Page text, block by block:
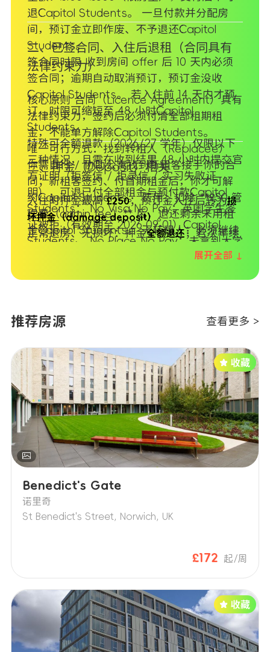
退Capitol Students。 一旦付款并分配房
间，预订金立即作废、不予退还Capitol
Students。
签合同时限 收到房间 offer 后 10 天内必须
签合同；逾期自动取消预订，预订金没收
Capitol Students。 若入住前 14 天内才预
订，时限可缩短至 48 小时Capitol
Students。
特殊可全额退款（2026/27 学年）仅限以下
三种情况，且需在收到结果 48 小时内提交官
方证明（拒签信 / 拒录信 / 实习失败证
明），可退已付全部租金与预付款Capitol
Students： No Visa No Pay：英国学生签
证被拒（有效期至 2026‑09‑01）Capitol
Students。 No Place No Pay：未拿到大学
录取 / 成绩不达标（有效期至 2026‑09‑01）
Students。 超时未提交材料：保留 “已付
费Capitol Students。
二、已签合同、入住后退租（合同具有
法律约束力）
核心原则 合同（Licence Agreement）具有
法律约束力，签约后必须付清全部租期租
金，不能单方解除Capitol Students。
唯一可行方式：找到转租人（Replacee）
你需自行 / 协助公寓找到新租客接手你的合
同；新租客签约、付首期租金后，你才可解
约Capitol Students。 费用：扣除 **£50 管
理费（admin fee）** 后，退还剩余未用租
金Capitol Students。 无转租人：必须继续
提前退房（无转租人） 仍需付全额租金；公
寓可将你列入等待转租名单，但不保证一定
三、押金（Deposit）相关
入住时押金最高£250；预订金入住后转为损
坏押金（damage deposit） 。
正常退房、无损坏：押金全额退还 ；若次年续
押金可能被扣留
展开全部 ↓
推荐房源 查看更多 >
Benedict's Gate
诺里奇
St Benedict's Street, Norwich, UK
£172 起/周